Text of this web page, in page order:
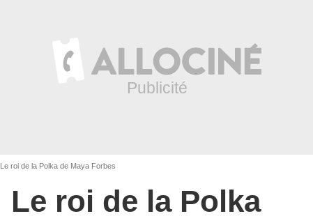
Le roi de la Polka de Maya Forbes
Le roi de la Polka